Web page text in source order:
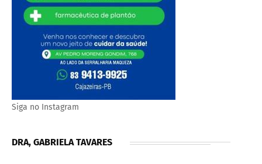
Siga no Instagram
DRA, GABRIELA TAVARES